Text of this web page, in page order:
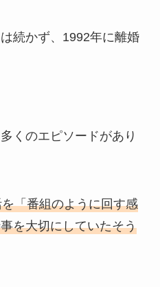
続かず、1992年に離婚
くのエピソードがあり
「番組のように回す感
を大切にしていたそう